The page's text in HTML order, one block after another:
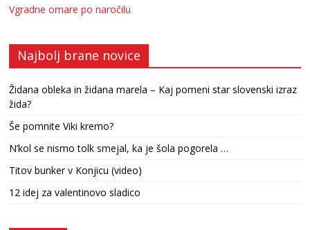
Vgradne omare po naročilu
Najbolj brane novice
Židana obleka in židana marela – Kaj pomeni star slovenski izraz
žida?
Še pomnite Viki kremo?
N’kol se nismo tolk smejal, ka je šola pogorela …
Titov bunker v Konjicu (video)
12 idej za valentinovo sladico